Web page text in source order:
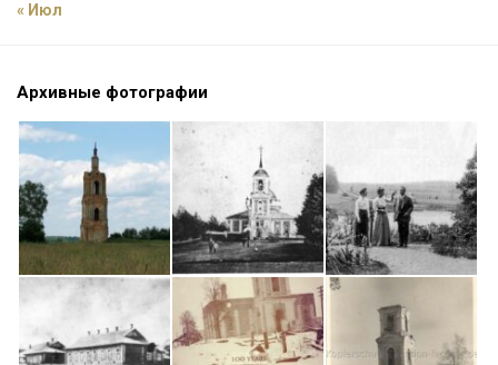
« Июл
Архивные фотографии